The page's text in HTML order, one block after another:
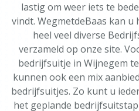
lastig om weer iets te
vindt. WegmetdeBaas kan
heel veel diverse
verzameld op onze site.
bedrijfsuitje in Wijnegem
kunnen ook een mix
bedrijfsuitjes. Zo kunt u
het geplande